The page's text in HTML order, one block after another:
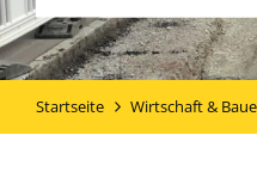
Startseite Wirtschaft &